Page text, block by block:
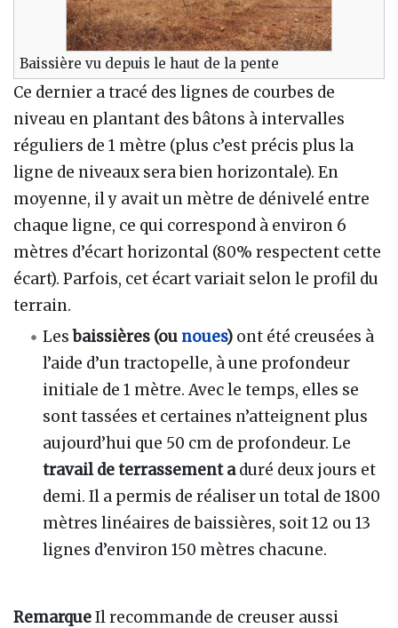
Baissière vu depuis le haut de la pente
Ce dernier a tracé des lignes de courbes de
niveau en plantant des bâtons à intervalles
réguliers de 1 mètre (plus c’est précis plus la
ligne de niveaux sera bien horizontale). En
moyenne, il y avait un mètre de dénivelé entre
chaque ligne, ce qui correspond à environ 6
mètres d’écart horizontal (80% respectent cette
écart). Parfois, cet écart variait selon le profil du
terrain.
Lesbaissières (ou noues) ont été creusées à
l’aide d’un tractopelle, à une profondeur
initiale de 1 mètre. Avec le temps, elles se
sont tassées et certaines n’atteignent plus
aujourd’hui que 50 cm de profondeur. Le
travail de terrassement aduré deux jours et
demi. Il a permis de réaliser un total de 1800
mètres linéaires de baissières, soit 12 ou 13
lignes d’environ 150 mètres chacune.
RemarqueIl recommande de creuser aussi